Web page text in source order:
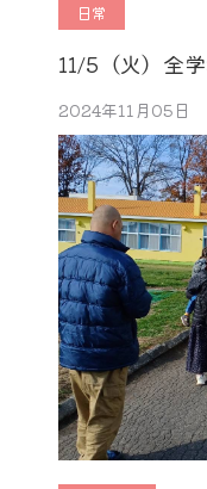
日常
11/5（火）全
2024年11月05日